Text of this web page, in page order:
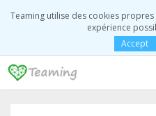
Teaming utilise des cookies
expérience
Accept